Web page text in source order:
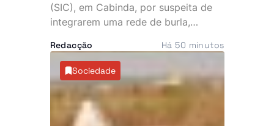
(SIC), em Cabinda, por suspeita de
integrarem uma rede de burla,
rede Vodacom, num esquema que
terá desviado cerca de 40 mil euros
e cinco milhões de kwanzas. O
dinheiro alegadamente sustentava
uma vida de luxo, marcada por
Redacção Há 50 minutos
Sociedade